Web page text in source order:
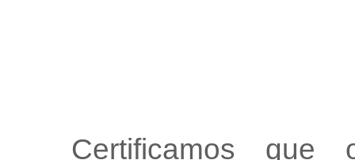
Certificamos